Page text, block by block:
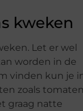
kweken
Let er wel
worden in de
vinden kun je
zoals
graag natte